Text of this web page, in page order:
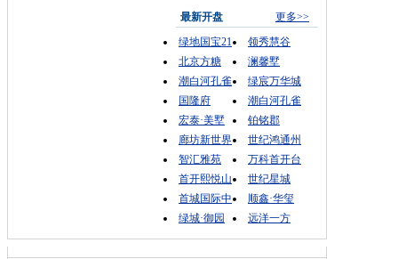
最新开盘
更多>>
绿地国宝21
领秀慧谷
北京方糖
澜馨墅
潮白河孔雀
绿宸万华城
国隆府
潮白河孔雀
宏泰·美墅
铂铭郡
廊坊新世界
世纪鸿通州
智汇雅苑
万科首开台
首开熙悦山
世纪星城
首城国际中
顺鑫·华玺
绿城·御园
远洋一方